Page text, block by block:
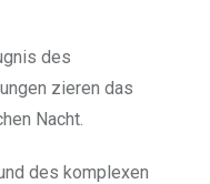
des
zieren das
Nacht.
des komplexen